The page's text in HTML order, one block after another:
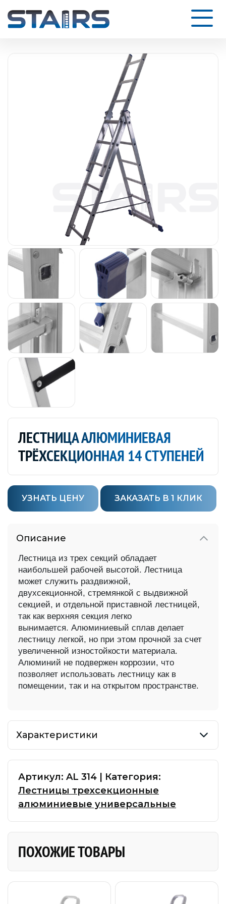
ЛЕСТНИЦА АЛЮМИНИЕВАЯ
ТРЁХСЕКЦИОННАЯ 14 СТУПЕНЕЙ
УЗНАТЬ ЦЕНУ ЗАКАЗАТЬ В 1 КЛИК
Описание
Лестница из трех секций обладает
наибольшей рабочей высотой. Лестница
может служить раздвижной,
двухсекционной, стремянкой с выдвижной
секцией, и отдельной приставной лестницей,
так как верхняя секция легко
вынимается. Алюминиевый сплав делает
лестницу легкой, но при этом прочной за счет
увеличенной изностойкости материала.
Алюминий не подвержен коррозии, что
позволяет использовать лестницу как в
помещении, так и на открытом пространстве.
Характеристики
Артикул: AL 314
Категория:
Лестницы трехсекционные
алюминиевые универсальные
ПОХОЖИЕ ТОВАРЫ